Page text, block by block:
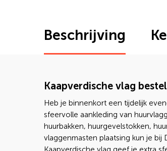
Beschrijving
Kaapverdische vlag
Heb je binnenkort een tijdelijk
sfeervolle aankleding van
huurbakken, huurgevelstokken,
vlaggenmasten plaatsing kun je bij